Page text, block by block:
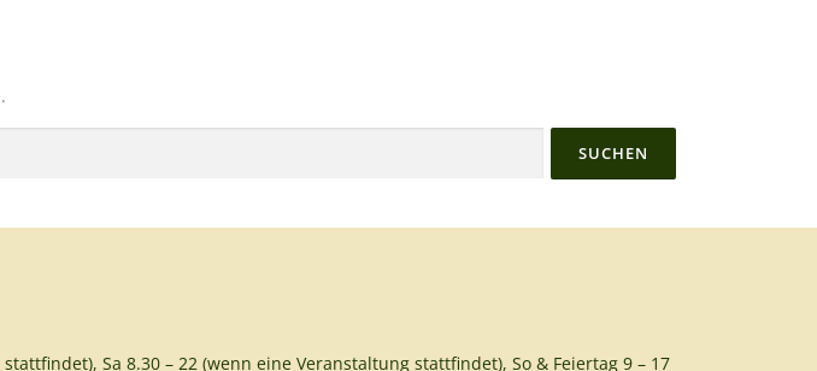
Sa 8.30 – 22 (wenn eine Veranstaltung stattfindet), So & Feiertag 9 – 17